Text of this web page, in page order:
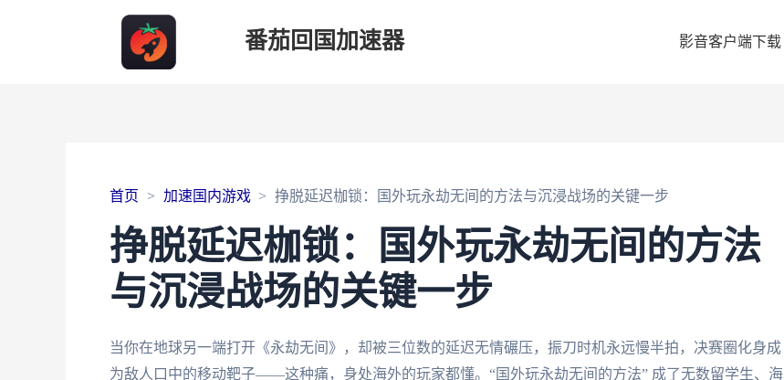
番茄回国加速器 影音客户端下载
首页 加速国内游戏 挣脱延迟枷锁：国外玩永劫无间的方法与沉浸战场的关键一步
挣脱延迟枷锁：国外玩永劫无间的方法
与沉浸战场的关键一步
当你在地球另一端打开《永劫无间》，却被三位数的延迟无情碾压，振刀时机永远慢半拍，决赛圈化身成
为敌人口中的移动靶子——这种痛，身处海外的玩家都懂。“国外玩永劫无间的方法” 成了无数留学生、海